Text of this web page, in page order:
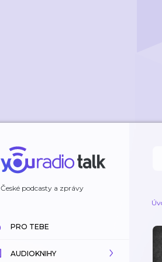
České podcasty a zprávy
PRO TEBE
AUDIOKNIHY